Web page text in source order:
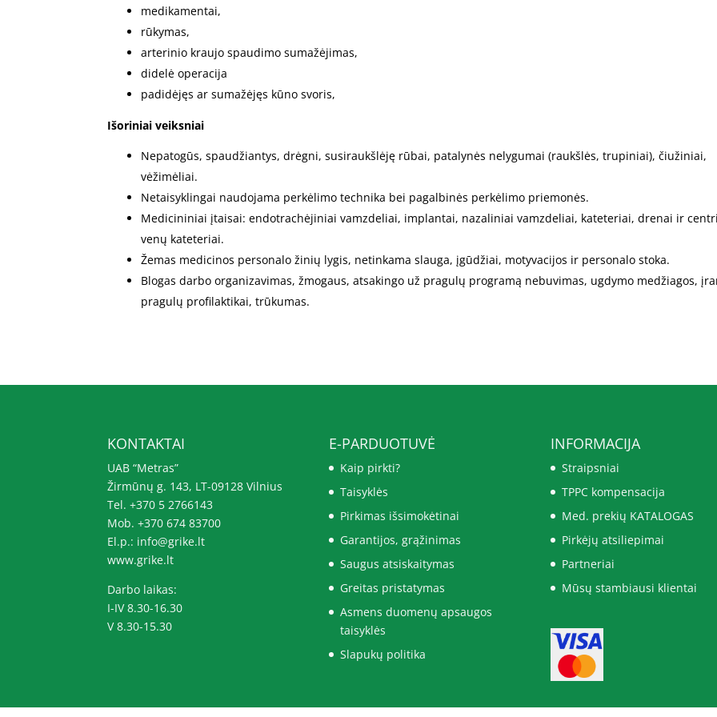
medikamentai,
rūkymas,
arterinio kraujo spaudimo sumažėjimas,
didelė operacija
padidėjęs ar sumažėjęs kūno svoris,
Išoriniai veiksniai
Nepatogūs, spaudžiantys, drėgni, susiraukšlėję rūbai, patalynės nelygumai (raukšlės, trupiniai), čiužiniai,
vėžimėliai.
Netaisyklingai naudojama perkėlimo technika bei pagalbinės perkėlimo priemonės.
Medicininiai įtaisai: endotrachėjiniai vamzdeliai, implantai, nazaliniai vamzdeliai, kateteriai, drenai ir
venų kateteriai.
Žemas medicinos personalo žinių lygis, netinkama slauga, įgūdžiai, motyvacijos ir personalo stoka.
Blogas darbo organizavimas, žmogaus, atsakingo už pragulų programą nebuvimas, ugdymo medžiagos,
pragulų profilaktikai, trūkumas.
KONTAKTAI
UAB “Metras”
Žirmūnų g. 143, LT-09128 Vilnius
Tel. +370 5 2766143
Mob. +370 674 83700
El.p.: info@grike.lt
www.grike.lt
Darbo laikas:
I-IV 8.30-16.30
V 8.30-15.30
E-PARDUOTUVĖ
Kaip pirkti?
Taisyklės
Pirkimas išsimokėtinai
Garantijos, grąžinimas
Saugus atsiskaitymas
Greitas pristatymas
Asmens duomenų apsaugos
taisyklės
Slapukų politika
INFORMACIJA
Straipsniai
TPPC kompensacija
Med. prekių KATALOGAS
Pirkėjų atsiliepimai
Partneriai
Mūsų stambiausi klientai